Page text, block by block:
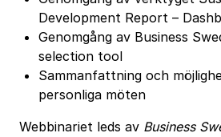
Development Report –
Genomgång av Business
selection tool
Sammanfattning och
personliga möten
Webbinariet leds av Business